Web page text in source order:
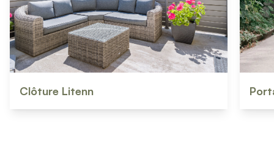
Clôture Litenn